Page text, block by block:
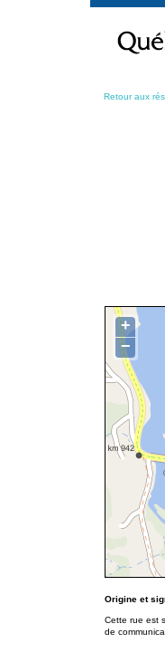
contenu
Retour aux
+
−
Origine et
Cette rue est
de